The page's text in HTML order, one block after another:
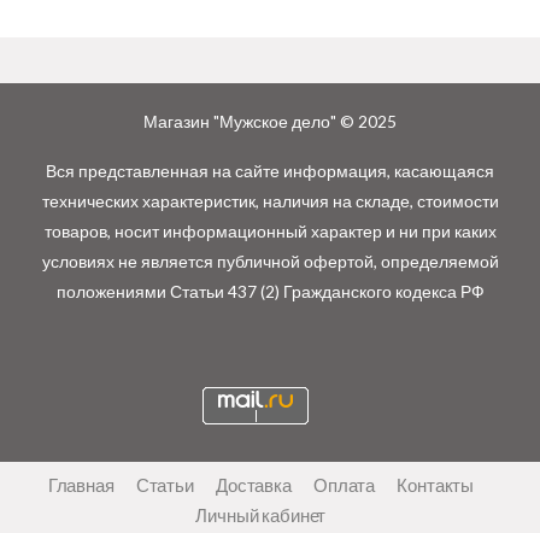
Магазин "Мужское дело" © 2025
Вся представленная на сайте информация, касающаяся
технических характеристик, наличия на складе, стоимости
товаров, носит информационный характер и ни при каких
условиях не является публичной офертой, определяемой
положениями Статьи 437 (2) Гражданского кодекса РФ
Главная Статьи Доставка Оплата
Контакты
Личный кабинет